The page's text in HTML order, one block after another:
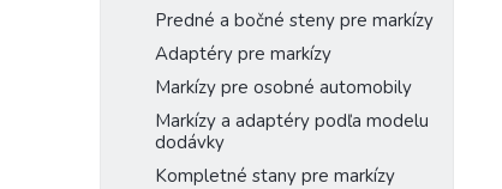
Predné a bočné steny pre markízy
Adaptéry pre markízy
Markízy pre osobné automobily
Markízy a adaptéry podľa modelu
dodávky
Kompletné stany pre markízy